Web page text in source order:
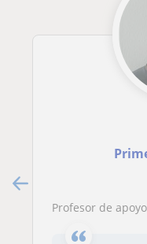
Profesor de apoyo